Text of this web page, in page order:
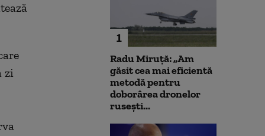
zi
1
Radu Miruță: „Am
găsit cea mai eficientă
metodă pentru
doborârea dronelor
rusești...